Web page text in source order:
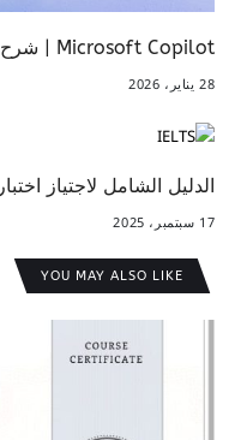
Microsoft Copilot | شرح وروابط التحميل
28 يناير، 2026
الدليل الشامل لاجتياز اختبار IELTS
17 سبتمبر، 2025
YOU MAY ALSO LIKE